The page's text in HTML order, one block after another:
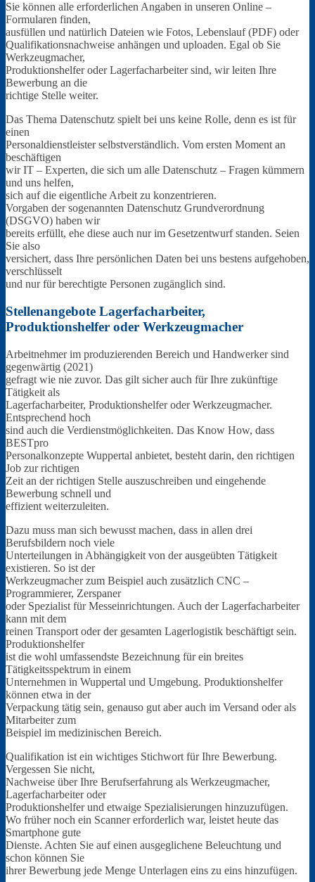
Sie können alle erforderlichen Angaben in unseren Online –
Formularen finden,
ausfüllen und natürlich Dateien wie Fotos, Lebenslauf (PDF) oder
Qualifikationsnachweise anhängen und uploaden. Egal ob Sie
Werkzeugmacher,
Produktionshelfer oder Lagerfacharbeiter sind, wir leiten Ihre
Bewerbung an die
richtige Stelle weiter.
Das Thema Datenschutz spielt bei uns keine Rolle, denn es ist für
einen
Personaldienstleister selbstverständlich. Vom ersten Moment an
beschäftigen
wir IT – Experten, die sich um alle Datenschutz – Fragen kümmern
und uns helfen,
sich auf die eigentliche Arbeit zu konzentrieren.
Vorgaben der sogenannten Datenschutz Grundverordnung
(DSGVO) haben wir
bereits erfüllt, ehe diese auch nur im Gesetzentwurf standen. Seien
Sie also
versichert, dass Ihre persönlichen Daten bei uns bestens aufgehoben,
verschlüsselt
und nur für berechtigte Personen zugänglich sind.
Stellenangebote Lagerfacharbeiter,
Produktionshelfer oder Werkzeugmacher
Arbeitnehmer im produzierenden Bereich und Handwerker sind
gegenwärtig (2021)
gefragt wie nie zuvor. Das gilt sicher auch für Ihre zukünftige
Tätigkeit als
Lagerfacharbeiter, Produktionshelfer oder Werkzeugmacher.
Entsprechend hoch
sind auch die Verdienstmöglichkeiten. Das Know How, dass
BESTpro
Personalkonzepte Wuppertal anbietet, besteht darin, den richtigen
Job zur richtigen
Zeit an der richtigen Stelle auszuschreiben und eingehende
Bewerbung schnell und
effizient weiterzuleiten.
Dazu muss man sich bewusst machen, dass in allen drei
Berufsbildern noch viele
Unterteilungen in Abhängigkeit von der ausgeübten Tätigkeit
existieren. So ist der
Werkzeugmacher zum Beispiel auch zusätzlich CNC –
Programmierer, Zerspaner
oder Spezialist für Messeinrichtungen. Auch der Lagerfacharbeiter
kann mit dem
reinen Transport oder der gesamten Lagerlogistik beschäftigt sein.
Produktionshelfer
ist die wohl umfassendste Bezeichnung für ein breites
Tätigkeitsspektrum in einem
Unternehmen in Wuppertal und Umgebung. Produktionshelfer
können etwa in der
Verpackung tätig sein, genauso gut aber auch im Versand oder als
Mitarbeiter zum
Beispiel im medizinischen Bereich.
Qualifikation ist ein wichtiges Stichwort für Ihre Bewerbung.
Vergessen Sie nicht,
Nachweise über Ihre Berufserfahrung als Werkzeugmacher,
Lagerfacharbeiter oder
Produktionshelfer und etwaige Spezialisierungen hinzuzufügen.
Wo früher noch ein Scanner erforderlich war, leistet heute das
Smartphone gute
Dienste. Achten Sie auf einen ausgeglichene Beleuchtung und
schon können Sie
ihrer Bewerbung jede Menge Unterlagen eins zu eins hinzufügen.